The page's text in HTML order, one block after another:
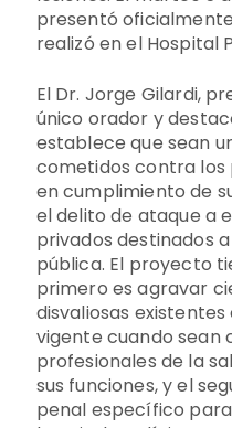
presentó
realizó en el Hospital
El Dr. Jorge Gilardi,
único orador y
establece que sean
cometidos contra los
en cumplimiento de
el delito de ataque a
privados destinados
pública. El proyecto
primero es agravar
disvaliosas
vigente cuando sean
profesionales de la
sus funciones, y el
penal específico